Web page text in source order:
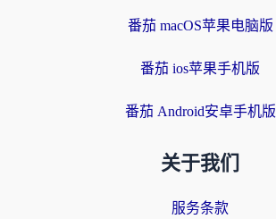
番茄 macOS苹果电脑版
番茄 ios苹果手机版
番茄 Android安卓手机版
关于我们
服务条款